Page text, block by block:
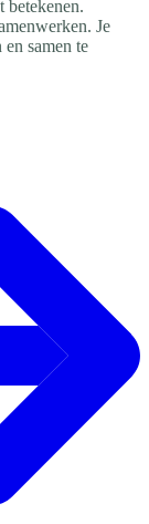
Je
samen te